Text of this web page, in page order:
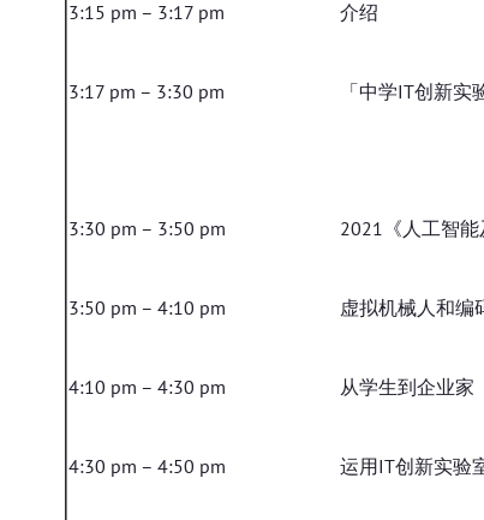
3:15 pm – 3:17 pm 介绍
3:17 pm – 3:30 pm 「中学IT创新
3:30 pm – 3:50 pm 2021《人工智
3:50 pm – 4:10 pm 虚拟机械人和编
4:10 pm – 4:30 pm 从学生到企业家
4:30 pm – 4:50 pm 运用IT创新实验